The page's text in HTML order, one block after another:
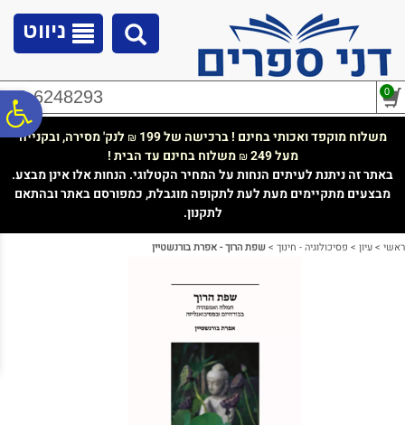
נגישות
ניווט
02-6248293 0
משלוח מוקפד ואכותי בחינם ! ברכישה של 199 ₪ לנק' מסירה, ובקנייה
מעל 249
₪משלוח בחינם עד הבית !
באתר זה ניתנת לעיתים הנחות על המחיר הקטלוגי. הנחות אלו אינן מבצע.
מבצעים מתקיימים מעת לעת לתקופה מוגבלת, כמפורסם באתר ובהתאם
לתקנון.
ראשי >עיון > פסיכולוגיה - חינוך >שפת הרוך - אפרת בורנשטיין